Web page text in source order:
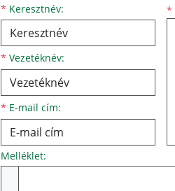
* Keresztnév:
Keresztnév
* Vezetéknév:
Vezetéknév
* E-mail cím:
E-mail cím *
Melléklet: